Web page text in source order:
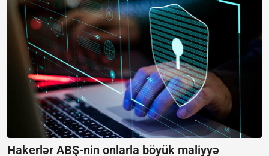
Hakerlər ABŞ-nin onlarla böyük maliyyə